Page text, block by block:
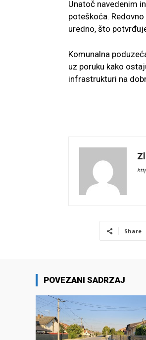
Unatoč navedenim
poteškoća.
uredno, što
Komunalna
uz poruku kako
infrastrukturi na
Share
POVEZANI SADRZAJ